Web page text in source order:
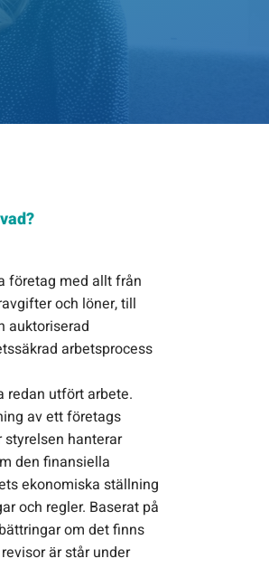
företag med allt från
och löner, till
auktoriserad
arbetsprocess
redan utfört arbete.
av ett företags
hanterar
den finansiella
ekonomiska ställning
och regler. Baserat på
om det finns
är står under